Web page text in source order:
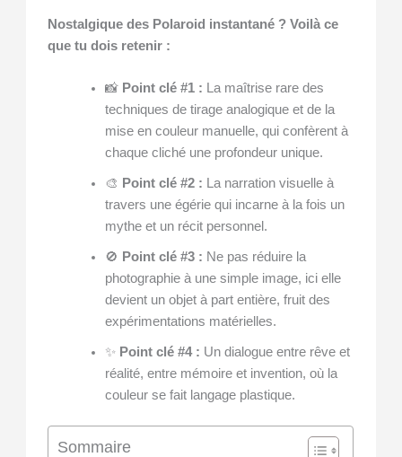
Nostalgique des Polaroid instantané ? Voilà ce
que tu dois retenir :
📸 Point clé #1 : La maîtrise rare des
techniques de tirage analogique et de la
mise en couleur manuelle, qui confèrent à
chaque cliché une profondeur unique.
🎨 Point clé #2 : La narration visuelle à
travers une égérie qui incarne à la fois un
mythe et un récit personnel.
🚫 Point clé #3 : Ne pas réduire la
photographie à une simple image, ici elle
devient un objet à part entière, fruit des
expérimentations matérielles.
✨ Point clé #4 : Un dialogue entre rêve et
réalité, entre mémoire et invention, où la
couleur se fait langage plastique.
Sommaire